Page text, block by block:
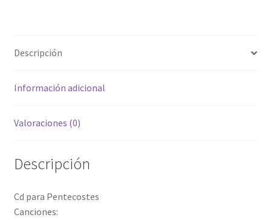
Descripción
Información adicional
Valoraciones (0)
Descripción
Cd para Pentecostes
Canciones: